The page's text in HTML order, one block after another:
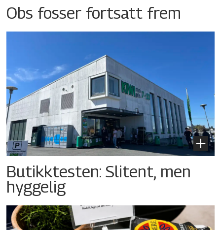
Obs fosser fortsatt frem
Butikktesten: Slitent, men
hyggelig